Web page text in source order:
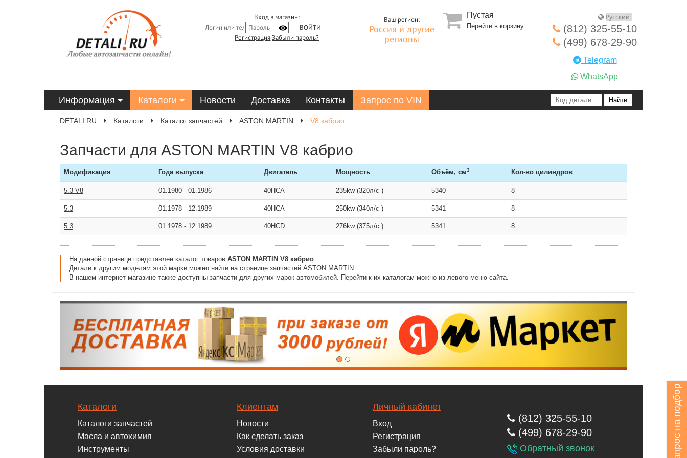
Запрос на подбор
Вход в магазин:
Регистрация Забыли пароль?
Ваш регион:
Россия и другие
регионы
Пустая
Перейти в корзину
(812) 325-55-10
(499) 678-29-90
Telegram
WhatsApp
Информация Каталоги Новости Доставка Контакты Запрос по VIN
DETALI.RU Каталоги Каталог запчастей ASTON MARTIN V8 кабрио
Запчасти для ASTON MARTIN V8 кабрио
Модификация Года выпуска Двигатель Мощность Объём, см3 Кол-во цилиндров
5.3 V8 01.1980 - 01.1986 40HCA 235kw (320л/с ) 5340 8
5.3 01.1978 - 12.1989 40HCA 250kw (340л/с ) 5341 8
5.3 01.1978 - 12.1989 40HCD 276kw (375л/с ) 5341 8
На данной странице представлен каталог товаров ASTON MARTIN V8 кабрио
Детали к другим моделям этой марки можно найти на странице запчастей ASTON MARTIN.
В нашем интернет-магазине также доступны запчасти для других марок автомобилей. Перейти к их каталогам можно из левого меню сайта.
Каталоги
Каталоги запчастей
Масла и автохимия
Инструменты
Клиентам
Новости
Как сделать заказ
Условия доставки
Личный кабинет
Вход
Регистрация
Забыли пароль?
(812) 325-55-10
(499) 678-29-90
Обратный звонок